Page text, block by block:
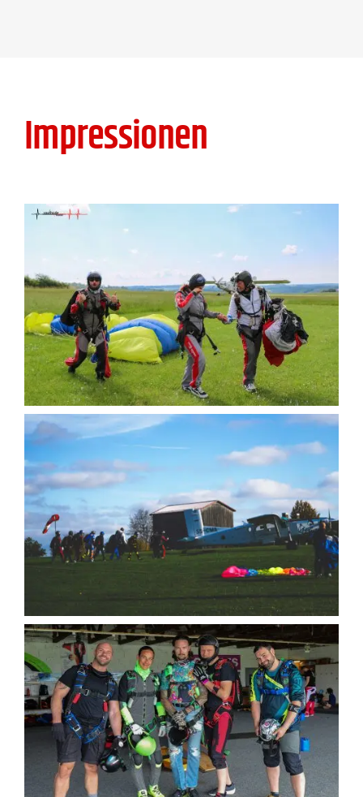
Impressionen